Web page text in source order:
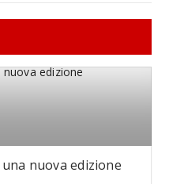
nuova edizione